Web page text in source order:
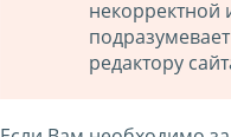
редактору